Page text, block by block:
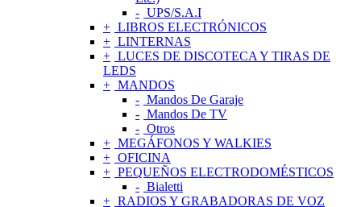
UPS/S.A.I
LIBROS ELECTRÓNICOS
LINTERNAS
LUCES DE DISCOTECA Y TIRAS DE
LEDS
MANDOS
Mandos De Garaje
Mandos De TV
Otros
MEGÁFONOS Y WALKIES
OFICINA
PEQUEÑOS ELECTRODOMÉSTICOS
Bialetti
RADIOS Y GRABADORAS DE VOZ